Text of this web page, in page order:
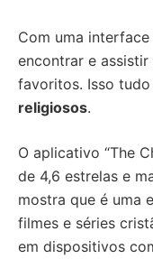
Com uma
encontrar e
favoritos. Isso tudo
religiosos.
O aplicativo “The
de 4,6 estrelas e
mostra que é uma
filmes e séries
em dispositivos